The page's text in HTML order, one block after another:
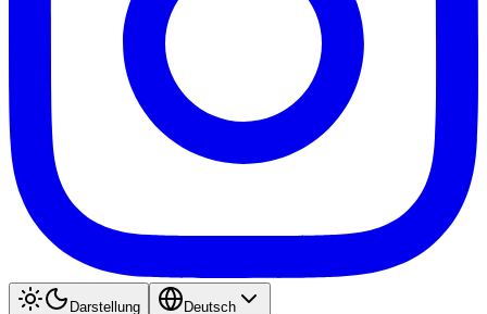
Darstellung
Deutsch